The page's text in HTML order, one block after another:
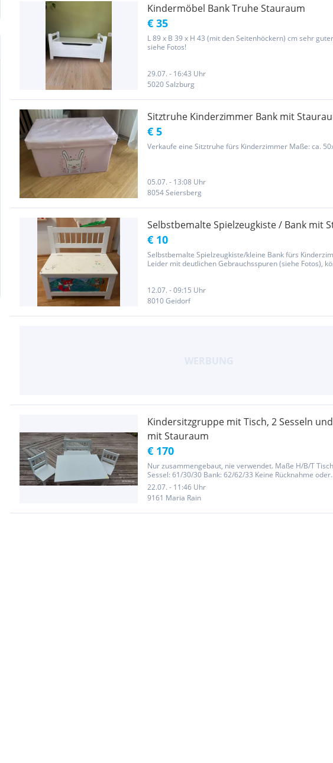
Kindermöbel Bank Truhe Stauraum
€ 35
L 89 x B 39 x H 43 (mit den Seitenhöckern) cm sehr
siehe Fotos!
29.07. - 16:43 Uhr
5020 Salzburg
Sitztruhe Kinderzimmer Bank mit
€ 5
Verkaufe eine Sitztruhe fürs Kinderzimmer Maße: ca.
05.07. - 13:08 Uhr
8054 Seiersberg
Selbstbemalte Spielzeugkiste / Bank mit
€ 10
Selbstbemalte Spielzeugkiste/kleine Bank fürs
Leider mit deutlichen Gebrauchsspuren (siehe Fotos),
12.07. - 09:15 Uhr
8010 Geidorf
Kindersitzgruppe mit Tisch, 2 Sesseln
mit Stauraum
€ 170
Nur zusammengebaut, nie verwendet. Maße H/B/T
Sessel: 61/30/30 Bank: 62/62/33 Keine Rücknahme oder
Gewährleistung, Privatverkauf.
22.07. - 11:46 Uhr
9161 Maria Rain